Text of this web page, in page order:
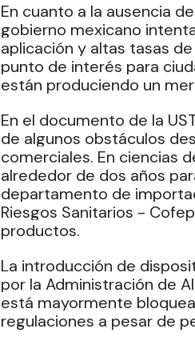
En cuanto a la ausencia
gobierno mexicano
aplicación y altas tasas
punto de interés para
están produciendo un
En el documento de la
de algunos obstáculos
comerciales. En ciencias
alrededor de dos años
departamento de
Riesgos Sanitarios -
productos.
La introducción de
por la Administración de
está mayormente
regulaciones a pesar de